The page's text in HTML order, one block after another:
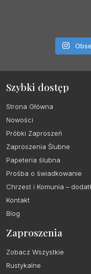
Szybki dostęp
Strona Główna
Nowości
Próbki Zaproszeń
Zaproszenia Ślubne
Papeteria ślubna
Prośba o świadkowanie
Chrzest i Komunia –
Kontakt
Blog
Zaproszenia
Zobacz Wszystkie
Rustykalne